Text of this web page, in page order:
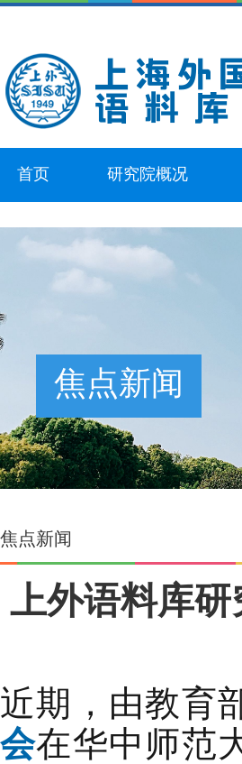
首页 研究院概况
焦点新闻
焦点新闻
上外语料库
近期，由教育
会在华中师范